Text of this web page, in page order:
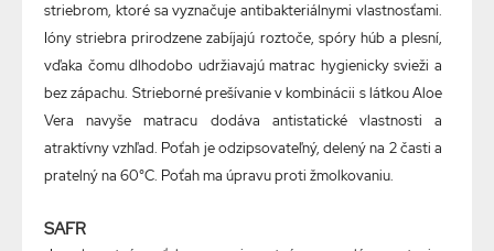
striebrom, ktoré sa vyznačuje antibakteriálnymi vlastnosťami.
Ióny striebra prirodzene zabíjajú roztoče, spóry húb a plesní,
vďaka čomu dlhodobo udržiavajú matrac hygienicky svieži a
bez zápachu. Strieborné prešívanie v kombinácii s látkou Aloe
Vera navyše matracu dodáva antistatické vlastnosti a
atraktívny vzhľad. Poťah je odzipsovateľný, delený na 2 časti a
pratelný na 60°C. Poťah ma úpravu proti žmolkovaniu.
SAFR